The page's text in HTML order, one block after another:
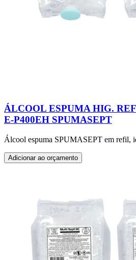
ÁLCOOL ESPUMA HIG.
E-P400EH SPUMASEPT
Álcool espuma SPUMASEPT em refil,
Adicionar ao orçamento